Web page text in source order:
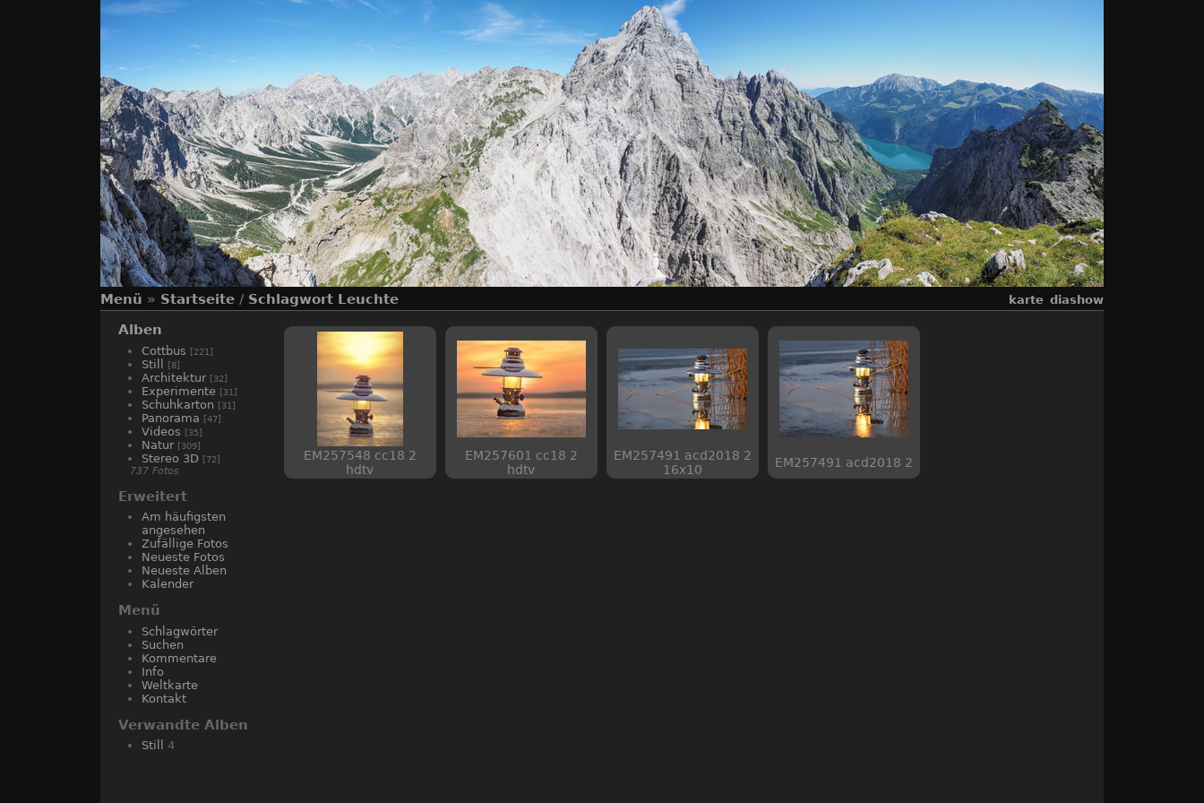
Menü » Startseite / Schlagwort Leuchte karte diashow
Alben
Cottbus [221]
Still [8]
Architektur [32]
Experimente [31]
Schuhkarton [31]
Panorama [47]
Videos [35]
Natur [309]
Stereo 3D [72]
737 Fotos
Erweitert
Am häufigsten
angesehen
Zufällige Fotos
Neueste Fotos
Neueste Alben
Kalender
Menü
Schlagwörter
Suchen
Kommentare
Info
Weltkarte
Kontakt
Verwandte Alben
Still 4
EM257548 cc18 2
hdtv
EM257601 cc18 2
hdtv
EM257491 acd2018 2
16x10
EM257491 acd2018 2